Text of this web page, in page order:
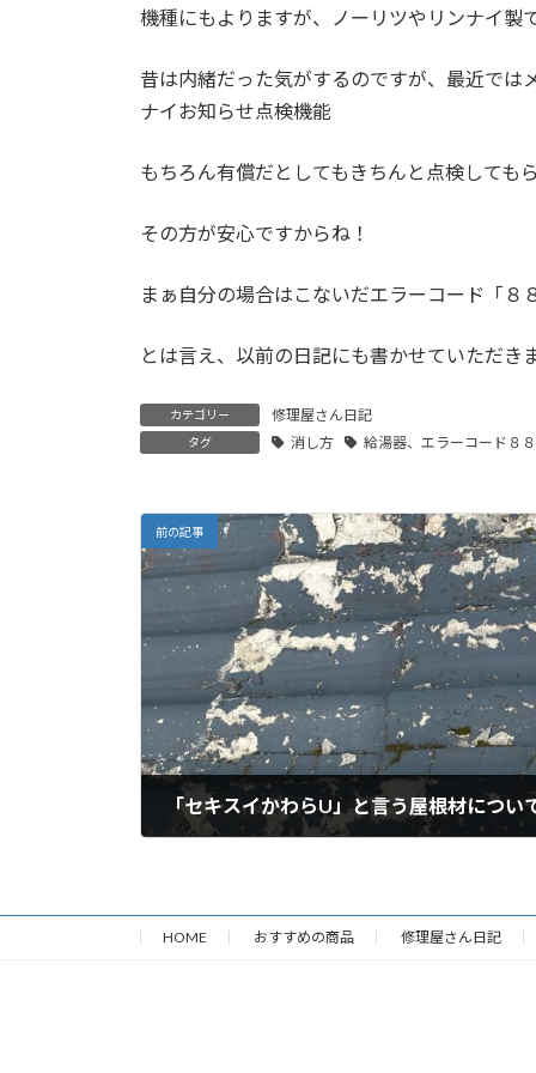
機種にもよりますが、ノーリツやリンナイ製
昔は内緒だった気がするのですが、最近で
ナイお知らせ点検機能
もちろん有償だとしてもきちんと点検しても
その方が安心ですからね！
まぁ自分の場合はこないだエラーコード「
とは言え、以前の日記にも書かせていただ
カテゴリー 修理屋さん日記
タグ 消し方 給湯器、エラーコード８
前の記事
「セキスイかわらU」と言う屋根材につい
HOME おすすめの商品 修理屋さん日記